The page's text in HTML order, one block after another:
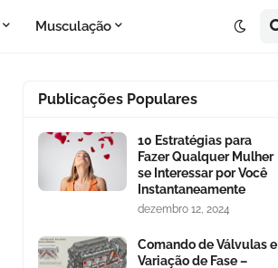
Musculação
Publicações Populares
10 Estratégias para
Fazer Qualquer Mulher
se Interessar por Você
Instantaneamente
dezembro 12, 2024
Comando de Válvulas e
Variação de Fase –